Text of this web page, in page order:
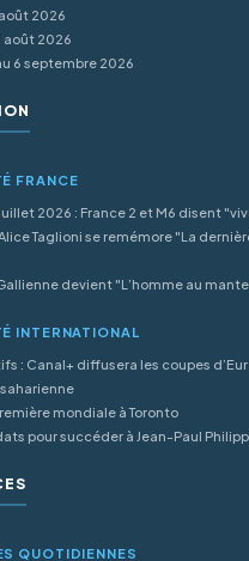
août 2026
août 2026
6 septembre 2026
FRANCE
2026 : France 2 et M6 disent
Taglioni se remémore "La
devient "L’homme au
INTERNATIONAL
: Canal+ diffusera les coupes
mondiale à Toronto
pour succéder à Jean-Paul
QUOTIDIENNES